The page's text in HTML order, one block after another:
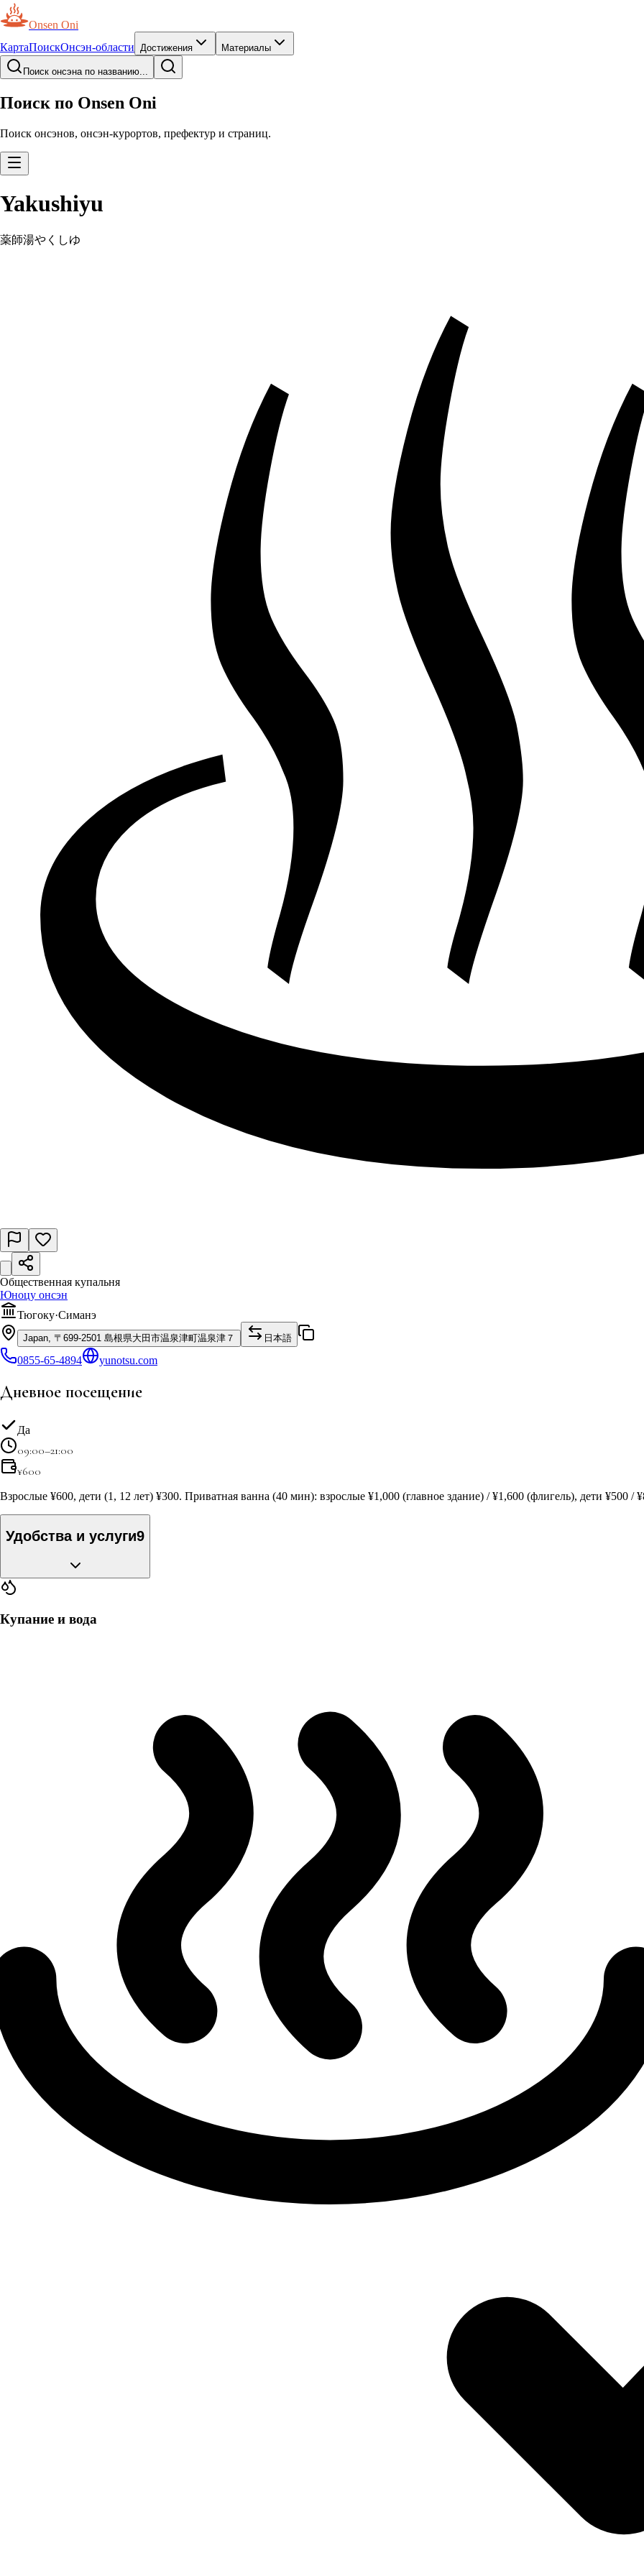
Onsen Oni
КартаПоискОнсэн-области Достижения Материалы
Поиск онсэна по названию...
Поиск по Onsen Oni
Поиск онсэнов, онсэн-курортов, префектур и страниц.
Yakushiyu
薬師湯やくしゆ
Общественная купальня
Юноцу онсэн
Тюгоку·Симанэ
Japan, 〒699-2501 島根県大田市温泉津町温泉津７ 日本語
0855-65-4894 yunotsu.com
Дневное посещение
Да
09:00–21:00
¥600
Взрослые ¥600, дети (1, 12 лет) ¥300. Приватная ванна (40 мин): взрослые ¥1,000 (главное здание) / ¥1,600 (флигель), дети ¥500 /
Удобства и услуги9
Купание и вода